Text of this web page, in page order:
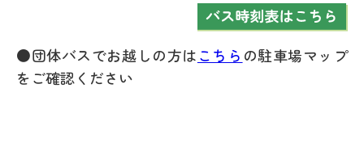
●団体バスでお越しの方はこちら の駐車場マップ
をご確認ください